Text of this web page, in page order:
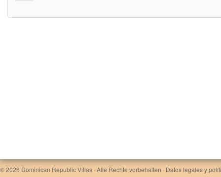
© 2026 Dominican Republic Villas · Alle Rechte vorbehalten · Datos legales y